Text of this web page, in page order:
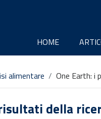
HOME
alimentare One Earth: i
della